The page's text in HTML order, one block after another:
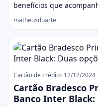
benefícios que
matheusduarte
Cartão de crédito 12/12/2024
Cartão Bradesco
Banco Inter Black: